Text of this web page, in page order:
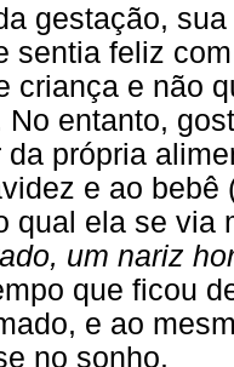
gestação,
sentia feliz
criança e não
No entanto,
da própria
e ao
qual ela se via
um nariz
que ficou
e ao
no sonho.